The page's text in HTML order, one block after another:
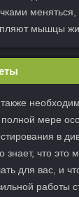
меняться,
мышцы
мере
в
знает, что это
для вас, и
работы